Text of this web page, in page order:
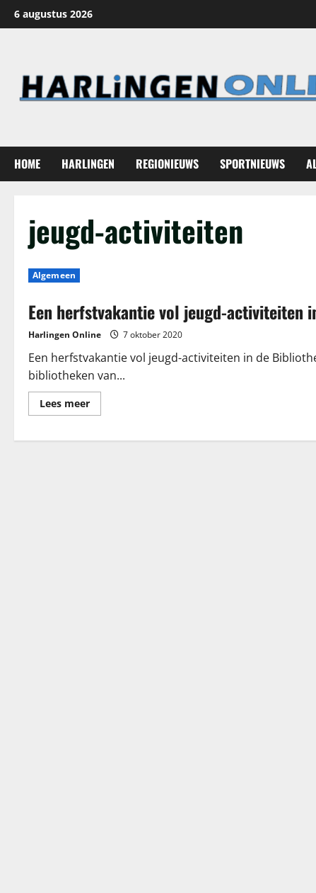
naar
6 augustus 2026
HOME HARLINGEN REGIONIEUWS SPORTNIEUWS
jeugd-activiteiten
Algemeen
Een herfstvakantie vol jeugd-activiteiten
Harlingen Online 7 oktober 2020
Een herfstvakantie vol jeugd-activiteiten in de
bibliotheken van...
Lees meerLees
meer
herfstvakantie